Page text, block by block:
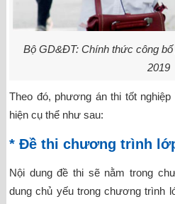
Bộ GD&ĐT: Chính thức công
2019
Theo đó, phương án thi tốt
hiện cụ thể như sau:
* Đề thi chương trình
Nội dung đề thi sẽ nằm trong
dung chủ yếu trong chương trình